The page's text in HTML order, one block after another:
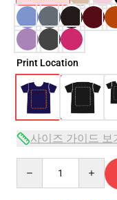
Print Location
사이즈 가이드 보